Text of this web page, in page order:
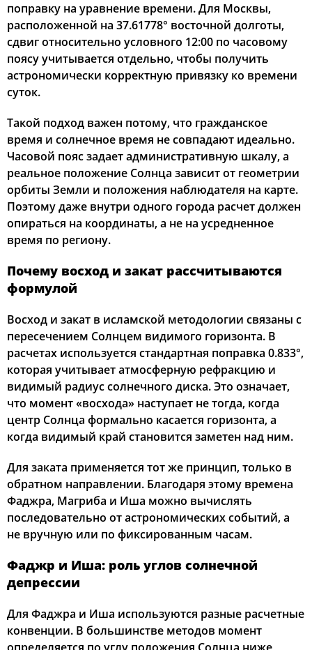
21, Пт 02:54 05:13 12:33 16:29 19:52 21:58
22, Сб 02:57 05:15 12:32 16:28 19:49 21:54
23, Вс 03:01 05:17 12:32 16:26 19:47 21:51
25, Вт 03:07 05:20 12:32 16:23 19:42 21:43
26, Ср 03:10 05:22 12:31 16:22 19:39 21:40
27, Чт 03:14 05:24 12:31 16:20 19:37 21:36
28, Пт 03:17 05:26
29, Сб 03:20 05:28 12:30 16:17 19:32 21:29
31, Пн 03:26 05:32 12:30 16:14 19:27 21:22
поправку на уравнение времени. Для Москвы,
расположенной на 37.61778° восточной долготы,
сдвиг относительно условного 12:00 по часовому
поясу учитывается отдельно, чтобы получить
астрономически корректную привязку ко времени
суток.
Такой подход важен потому, что гражданское
время и солнечное время не совпадают идеально.
Часовой пояс задает административную шкалу, а
реальное положение Солнца зависит от геометрии
орбиты Земли и положения наблюдателя на карте.
Поэтому даже внутри одного города расчет должен
опираться на координаты, а не на усредненное
время по региону.
Почему восход и закат рассчитываются
формулой
Восход и закат в исламской методологии связаны с
пересечением Солнцем видимого горизонта. В
расчетах используется стандартная поправка 0.833°,
которая учитывает атмосферную рефракцию и
видимый радиус солнечного диска. Это означает,
что момент «восхода» наступает не тогда, когда
центр Солнца формально касается горизонта, а
когда видимый край становится заметен над ним.
Для заката применяется тот же принцип, только в
обратном направлении. Благодаря этому времена
Фаджра, Магриба и Иша можно вычислять
последовательно от астрономических событий, а
не вручную или по фиксированным часам.
Фаджр и Иша: роль углов солнечной
депрессии
Для Фаджра и Иша используются разные расчетные
конвенции. В большинстве методов момент